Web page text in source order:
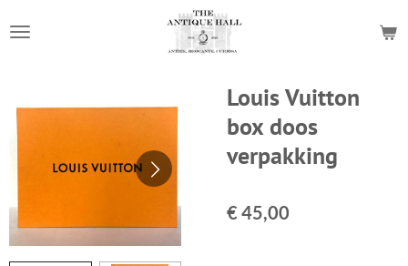
direct
hoofdinhoud
Louis Vuitton
box doos
verpakking
€ 45,00